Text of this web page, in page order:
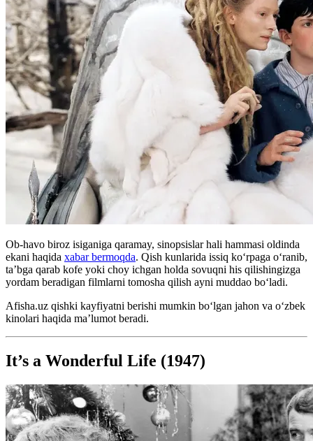
Ob-havo biroz isiganiga qaramay, sinopsislar hali hammasi oldinda
ekani haqida xabar bermoqda. Qish kunlarida issiq koʻrpaga oʻranib,
ta’bga qarab kofe yoki choy ichgan holda sovuqni his qilishingizga
yordam beradigan filmlarni tomosha qilish ayni muddao boʻladi.
Afisha.uz qishki kayfiyatni berishi mumkin boʻlgan jahon va oʻzbek
kinolari haqida ma’lumot beradi.
It’s a Wonderful Life (1947)